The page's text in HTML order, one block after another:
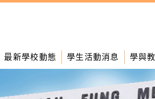
最新學校動態 學生活動消息 學與教